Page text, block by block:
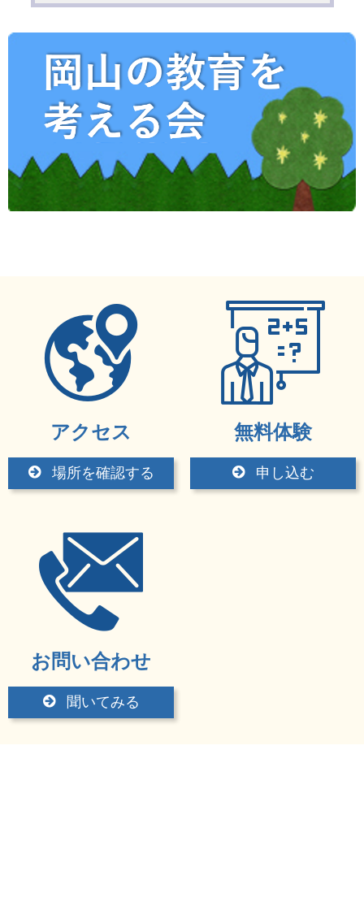
アクセス
場所を確認する
無料体験
申し込む
お問い合わせ
聞いてみる